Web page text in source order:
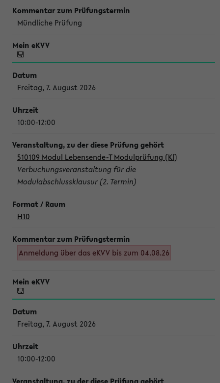
Mündliche Prüfung
Freitag, 7. August 2026
10:00-12:00
510109 Modul Lebensende-T Modulprüfung (Kl)
Verbuchungsveranstaltung für die
Modulabschlussklausur (2. Termin)
H10
Anmeldung über das eKVV bis zum 04.08.26
Freitag, 7. August 2026
10:00-12:00